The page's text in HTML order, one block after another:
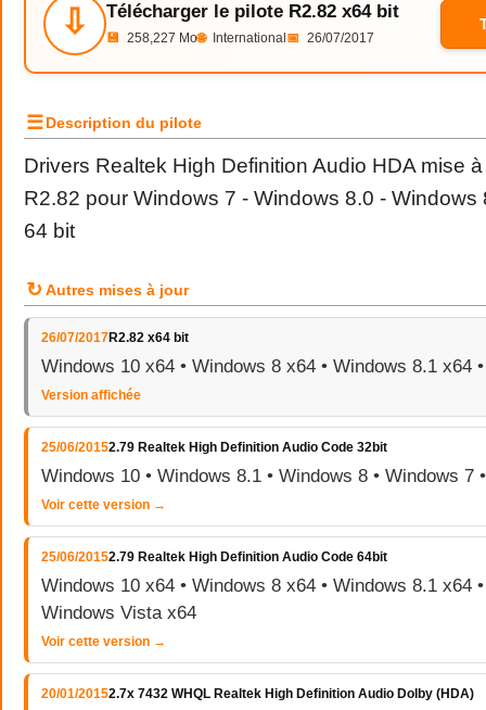
⇩ Télécharger le pilote R2.82 x64 bit
💾 258,227 Mo🌐 International 📅 26/07/2017
☰Description du pilote
Drivers Realtek High Definition Audio HDA mise
R2.82 pour Windows 7 - Windows 8.0 - Windows
64 bit
↻ Autres mises à jour
26/07/2017R2.82 x64 bit
Windows 10 x64 • Windows 8 x64 • Windows 8.1 x64
Version affichée
25/06/20152.79 Realtek High Definition Audio Code 32bit
Windows 10 • Windows 8.1 • Windows 8 • Windows 7
Voir cette version →
25/06/20152.79 Realtek High Definition Audio Code 64bit
Windows 10 x64 • Windows 8 x64 • Windows 8.1 x64
Windows Vista x64
Voir cette version →
20/01/20152.7x 7432 WHQL Realtek High Definition Audio Dolby (HDA)